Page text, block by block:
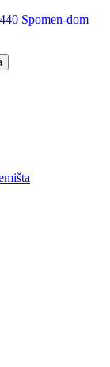
Spomen-dom